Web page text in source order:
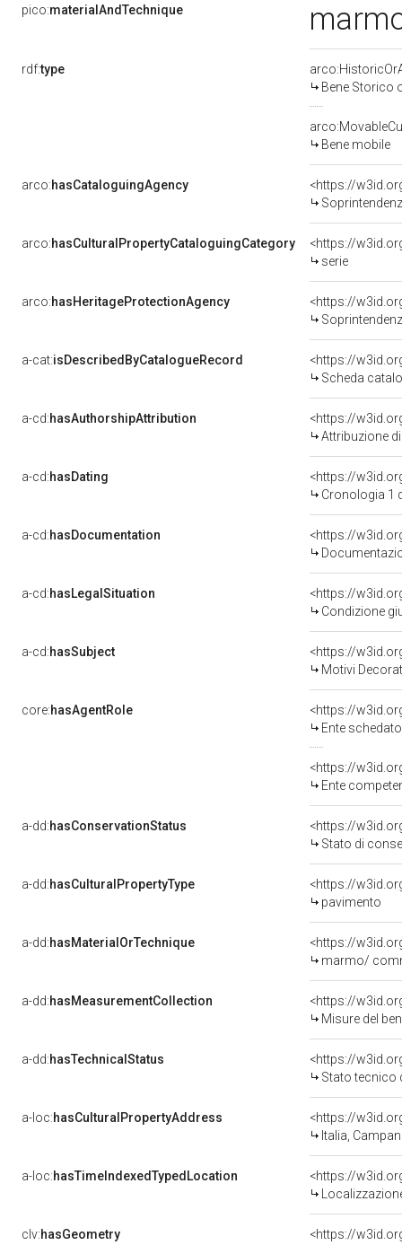
pico:materialAndTechnique
rdf:type
Bene Storico
Bene mobile
arco:hasCataloguingAgency
<https://
arco:hasCulturalPropertyCataloguingCategory
<https://
serie
arco:hasHeritageProtectionAgency
<https://
a-cat:isDescribedByCatalogueRecord
<https://
Scheda
a-cd:hasAuthorshipAttribution
Attribuzione
a-cd:hasDating
<https://
Cronologia 1
a-cd:hasDocumentation
a-cd:hasLegalSituation
<https://
Condizione
a-cd:hasSubject
<https://
Motivi
core:hasAgentRole
<https://
Ente
<https://
Ente competente
a-dd:hasConservationStatus
<https://
Stato di
a-dd:hasCulturalPropertyType
<https://
pavimento
a-dd:hasMaterialOrTechnique
<https://
marmo/
a-dd:hasMeasurementCollection
<https://
Misure del
a-dd:hasTechnicalStatus
<https://
Stato tecnico
a-loc:hasCulturalPropertyAddress
<https://
Italia,
a-loc:hasTimeIndexedTypedLocation
<https://
clv:hasGeometry <https://